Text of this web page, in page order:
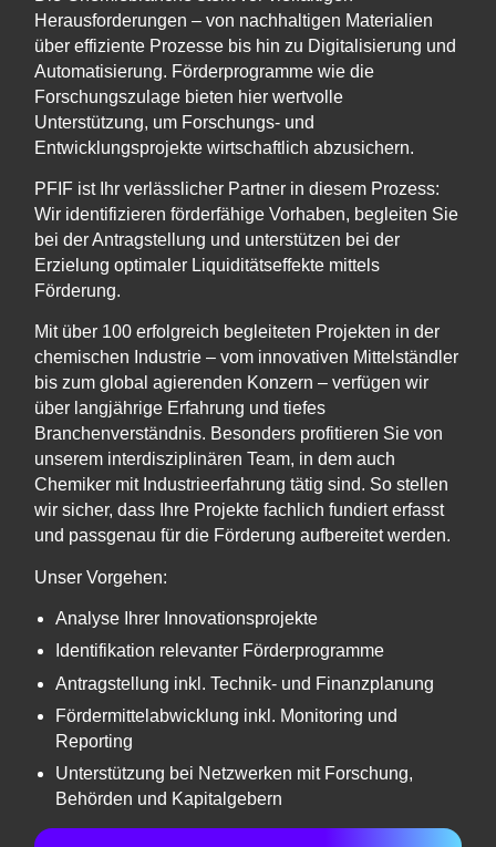
Herausforderungen – von nachhaltigen Materialien
über effiziente Prozesse bis hin zu Digitalisierung und
Automatisierung. Förderprogramme wie die
Forschungszulage bieten hier wertvolle
Unterstützung, um Forschungs- und
Entwicklungsprojekte wirtschaftlich abzusichern.
PFIF ist Ihr verlässlicher Partner in diesem Prozess:
Wir identifizieren förderfähige Vorhaben, begleiten Sie
bei der Antragstellung und unterstützen bei der
Erzielung optimaler Liquiditätseffekte mittels
Förderung.
Mit über 100 erfolgreich begleiteten Projekten in der
chemischen Industrie – vom innovativen Mittelständler
bis zum global agierenden Konzern – verfügen wir
über langjährige Erfahrung und tiefes
Branchenverständnis. Besonders profitieren Sie von
unserem interdisziplinären Team, in dem auch
Chemiker mit Industrieerfahrung tätig sind. So stellen
wir sicher, dass Ihre Projekte fachlich fundiert erfasst
und passgenau für die Förderung aufbereitet werden.
Unser Vorgehen:
Analyse Ihrer Innovationsprojekte
Identifikation relevanter Förderprogramme
Antragstellung inkl. Technik- und Finanzplanung
Fördermittelabwicklung inkl. Monitoring und
Reporting
Unterstützung bei Netzwerken mit Forschung,
Behörden und Kapitalgebern